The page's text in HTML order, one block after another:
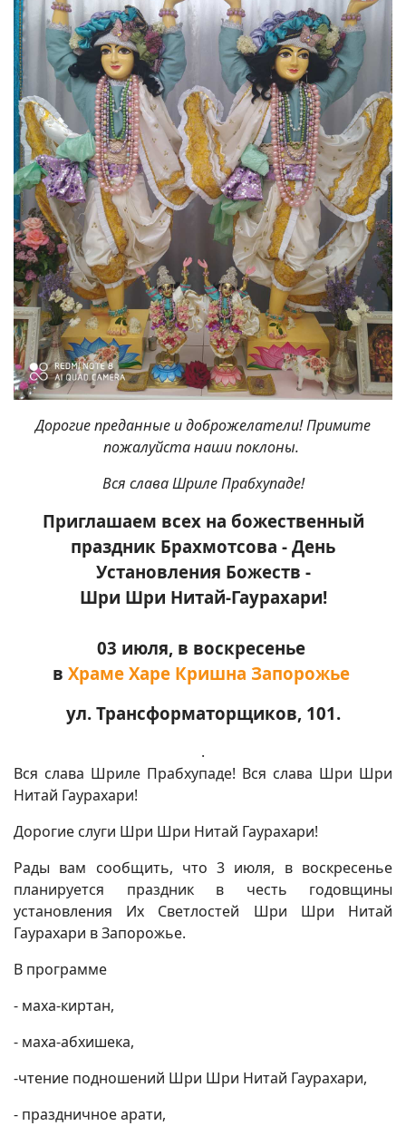
Дорогие преданные и доброжелатели! Примите
пожалуйста наши поклоны.
Вся слава Шриле Прабхупаде!
Приглашаем всех на божественный
праздник Брахмотсова - День
Установления Божеств -
Шри Шри Нитай-Гаурахари!
03 июля, в воскресенье
в Храме Харе Кришна Запорожье
ул. Трансформаторщиков, 101.
.
Вся слава Шриле Прабхупаде! Вся слава Шри Шри
Нитай Гаурахари!
Дорогие слуги Шри Шри Нитай Гаурахари!
Рады вам сообщить, что 3 июля, в воскресенье
планируется праздник в честь годовщины
установления Их Светлостей Шри Шри Нитай
Гаурахари в Запорожье.
В программе
- маха-киртан,
- маха-абхишека,
-чтение подношений Шри Шри Нитай Гаурахари,
- праздничное арати,